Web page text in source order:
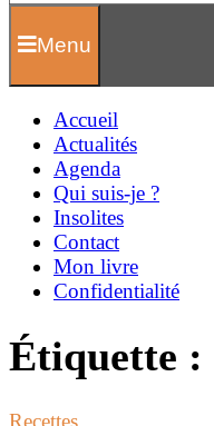
Menu
Accueil
Actualités
Agenda
Qui suis-je ?
Insolites
Contact
Mon livre
Confidentialité
Étiquette :
Recettes